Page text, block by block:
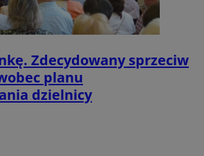
Zdecydowany sprzeciw
planu
dzielnicy